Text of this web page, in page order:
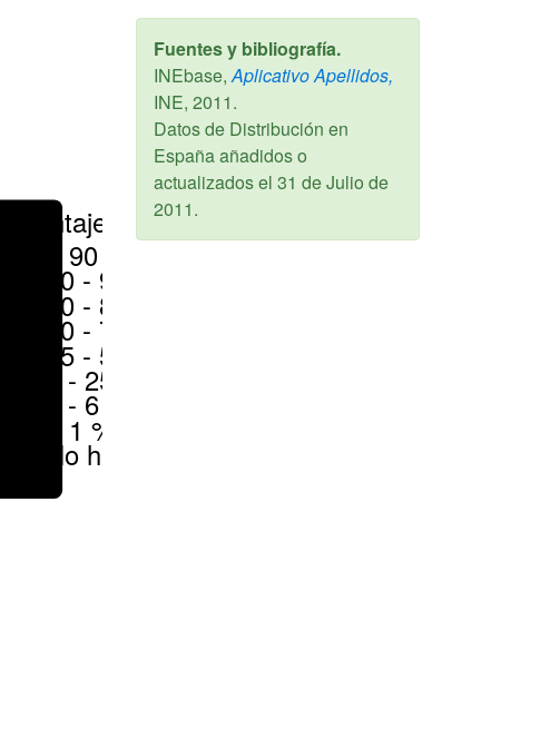
Porcentajes
> 90 %
80 - 90 %
70 - 80 %
50 - 70 %
25 - 50 %
6 - 25 %
1 - 6 %
< 1 %
No hay
Fuentes y bibliografía.
INEbase, Aplicativo Apellidos,
INE, 2011.
Datos de Distribución en
España añadidos o
actualizados el 31 de Julio de
2011.